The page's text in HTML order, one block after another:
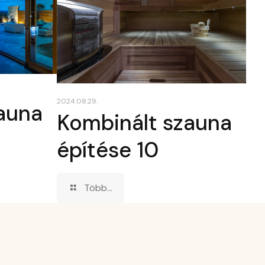
2024.08.29.
Kombinált szauna
építése 10
Több...